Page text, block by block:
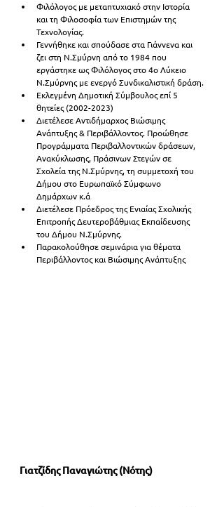
Φιλόλογος με μεταπτυχιακό στην Ιστορία
και τη Φιλοσοφία των Επιστημών της
Τεχνολογίας.
Γεννήθηκε και σπούδασε στα Γιάννενα και
ζει στη Ν.Σμύρνη από το 1984 που
εργάστηκε ως Φιλόλογος στο 4ο Λύκειο
Ν.Σμύρνης με ενεργό Συνδικαλιστική δράση.
Εκλεγμένη Δημοτική Σύμβουλος επί 5
θητείες (2002-2023)
Διετέλεσε Αντιδήμαρχος Βιώσιμης
Ανάπτυξης & Περιβάλλοντος. Προώθησε
Προγράμματα Περιβαλλοντικών δράσεων,
Ανακύκλωσης, Πράσινων Στεγών σε
Σχολεία της Ν.Σμύρνης, τη συμμετοχή του
Δήμου στο Ευρωπαϊκό Σύμφωνο
Δημάρχων κ.ά
Διετέλεσε Πρόεδρος της Ενιαίας Σχολικής
Επιτροπής Δευτεροβάθμιας Εκπαίδευσης
του Δήμου Ν.Σμύρνης.
Παρακολούθησε σεμινάρια για θέματα
Περιβάλλοντος και Βιώσιμης Ανάπτυξης
Γιατζίδης Παναγιώτης (Νότης)